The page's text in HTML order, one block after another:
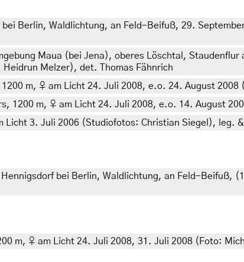
bei Berlin, Waldlichtung, an Feld-Beifuß, 29.
Maua (bei Jena), oberes Löschtal, Staudenflur
Melzer), det. Thomas Fähnrich
1200 m, ♀ am Licht 24. Juli 2008, e.o. 24. August
1200 m, ♀ am Licht 24. Juli 2008, e.o. 14. August
3. Juli 2006 (Studiofotos: Christian Siegel), leg.
bei Berlin, Waldlichtung, an Feld-
m, ♀ am Licht 24. Juli 2008, 31. Juli 2008 (Foto: